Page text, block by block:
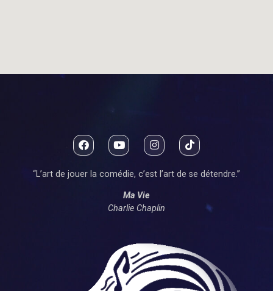
“L’art de jouer la comédie, c’est l’art de se détendre.”
Ma Vie
Charlie Chaplin